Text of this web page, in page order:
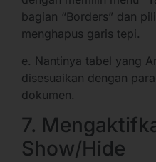
bagian “Borders” dan
menghapus garis tepi.
e. Nantinya tabel yang
disesuaikan dengan
dokumen.
7.
Show/Hide